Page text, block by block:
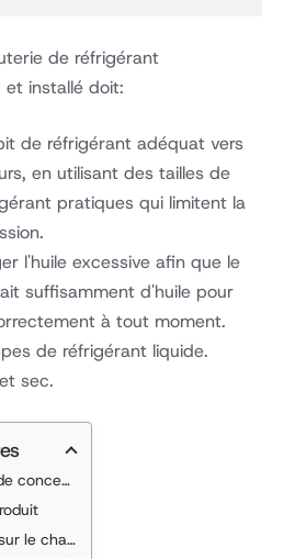
de réfrigérant
installé doit:
de réfrigérant adéquat vers
en utilisant des tailles de
pratiques qui limitent la
l'huile excessive afin que le
suffisamment d'huile pour
à tout moment.
de réfrigérant liquide.
sec.
de réfrigérant
le chantier